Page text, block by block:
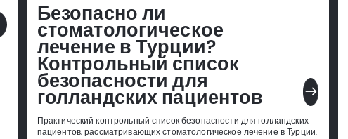
Безопасно ли
стоматологическое
лечение в Турции?
Контрольный список
безопасности для
голландских пациентов east
Практический контрольный список безопасности для голландских
пациентов, рассматривающих стоматологическое лечение в Турции.